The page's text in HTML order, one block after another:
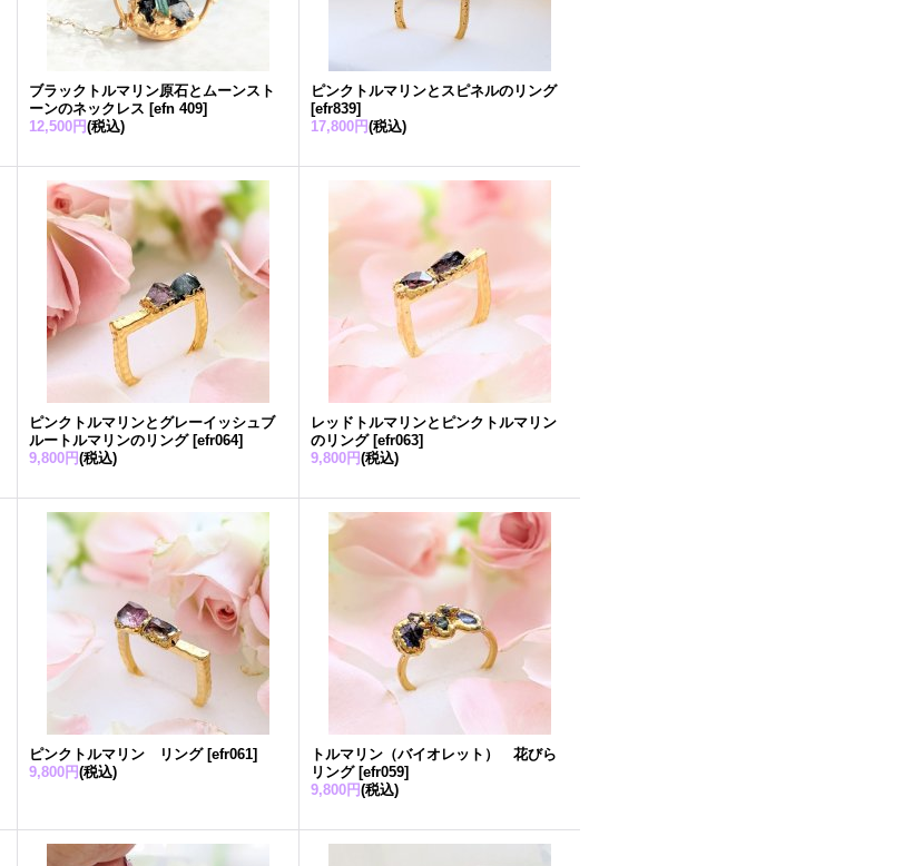
ブラックトルマリン原石とムーンスト
ーンのネックレス [efn 409]
12,500円(税込)
ピンクトルマリンとスピネルのリング
[efr839]
17,800円(税込)
ピンクトルマリンとグレーイッシュブ
ルートルマリンのリング [efr064]
9,800円(税込)
レッドトルマリンとピンクトルマリン
のリング [efr063]
9,800円(税込)
ピンクトルマリン リング [efr061]
9,800円(税込)
トルマリン（バイオレット） 花びら
リング [efr059]
9,800円(税込)